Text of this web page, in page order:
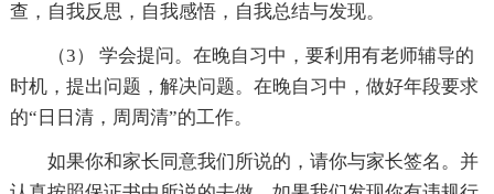
查，自我反思，自我感悟，自我总结与发现。
（3） 学会提问。在晚自习中，要利用有老师辅导的
时机，提出问题，解决问题。在晚自习中，做好年段要求
的“日日清，周周清”的工作。
如果你和家长同意我们所说的，请你与家长签名。并